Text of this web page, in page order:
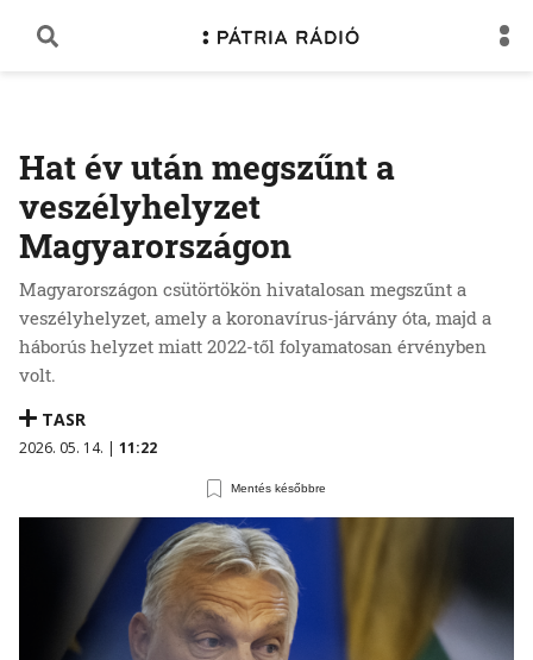
Hat év után megszűnt a
veszélyhelyzet
Magyarországon
Magyarországon csütörtökön hivatalosan megszűnt a
veszélyhelyzet, amely a koronavírus-járvány óta, majd a
háborús helyzet miatt 2022-től folyamatosan érvényben
volt.
TASR
2026. 05. 14. | 11:22
Mentés későbbre